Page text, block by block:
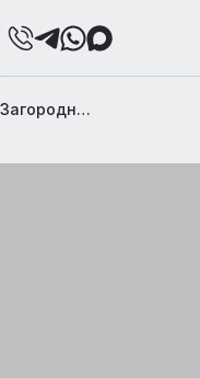
Загородная элитная недвижимость